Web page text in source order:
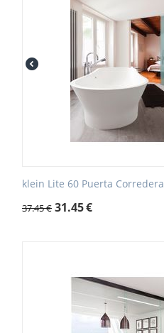
klein Lite 60 Puerta Corredera
37.45€ 31.45€